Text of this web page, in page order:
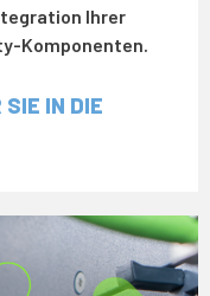
Ihrer
Komponenten.
SIE IN DIE